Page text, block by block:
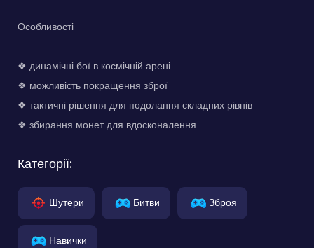
Особливості
❖ динамічні бої в космічній арені
❖ можливість покращення зброї
❖ тактичні рішення для подолання складних рівнів
❖ збирання монет для вдосконалення
Категорії:
Шутери Битви Зброя
Навички